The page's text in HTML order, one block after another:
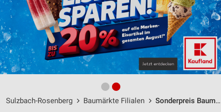
Sulzbach-Rosenberg Baumärkte Filialen Sonderpreis Baumarkt Sulzbach-Rosenberg / Rosenberger Str. 52 - Öffnungszeiten & Adresse